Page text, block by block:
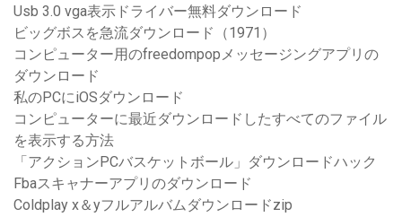
Usb 3.0 vga表示ドライバー無料ダウンロード
ビッグボスを急流ダウンロード（1971）
コンピューター用のfreedompopメッセージングアプリの
ダウンロード
私のPCにiOSダウンロード
コンピューターに最近ダウンロードしたすべてのファイル
を表示する方法
「アクションPCバスケットボール」ダウンロードハック
Fbaスキャナーアプリのダウンロード
Coldplay x＆yフルアルバムダウンロードzip